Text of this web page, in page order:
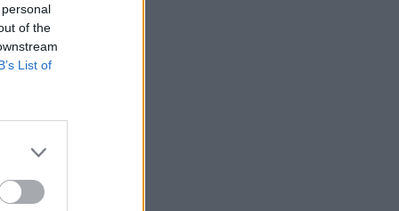
of the
List of